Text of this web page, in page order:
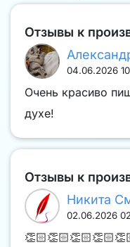
Отзывы к
04.06.2026
Очень красиво
духе!
Отзывы к
Никита
02.06.2026